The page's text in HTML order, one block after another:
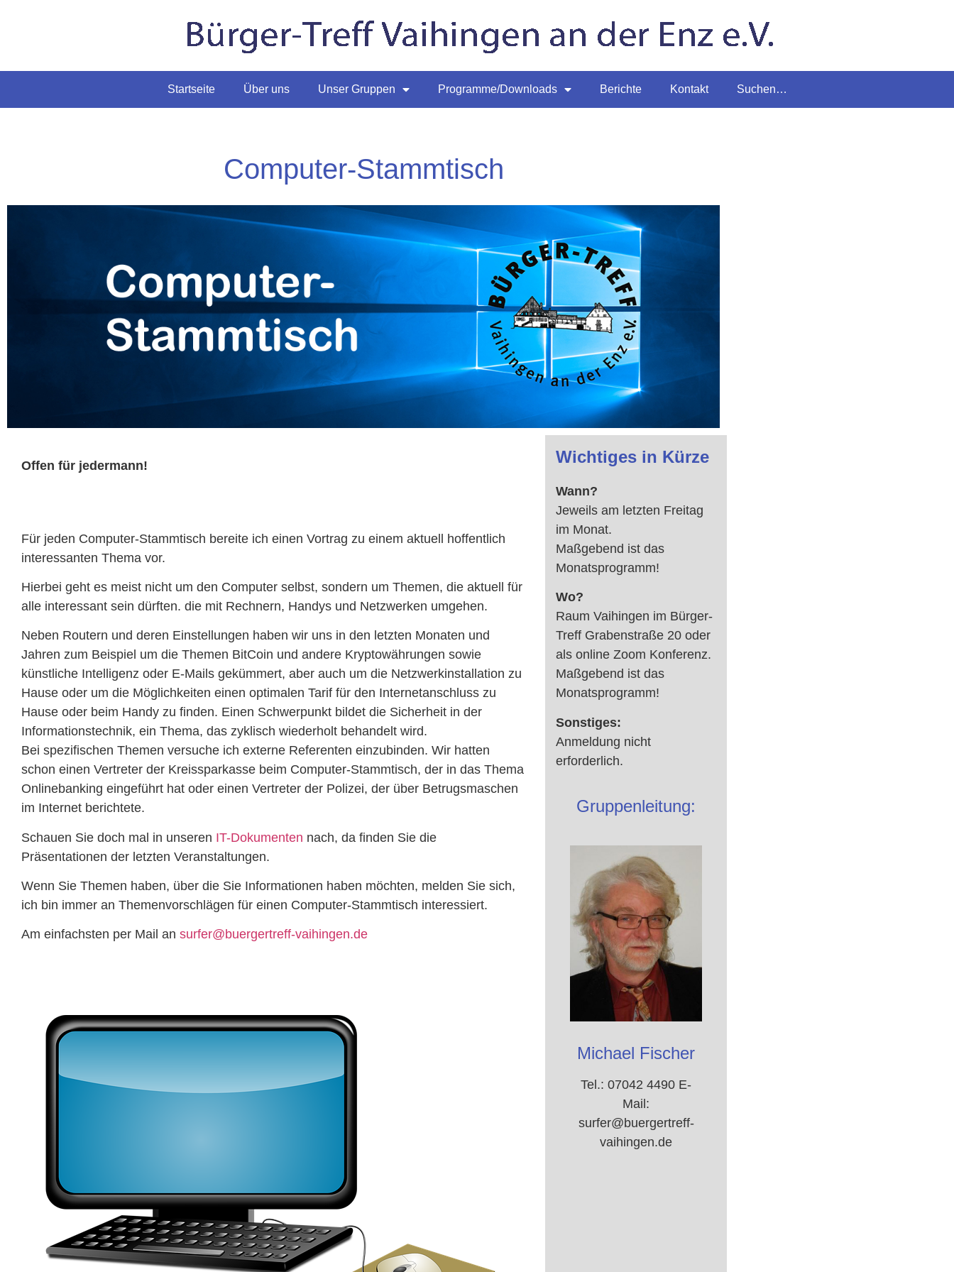
Startseite Über uns Unser Gruppen Programme/Downloads Berichte Kontakt Suchen…
Computer-Stammtisch
Offen für jedermann!
Für jeden Computer-Stammtisch bereite ich einen Vortrag zu einem aktuell hoffentlich
interessanten Thema vor.
Hierbei geht es meist nicht um den Computer selbst, sondern um Themen, die aktuell für
alle interessant sein dürften. die mit Rechnern, Handys und Netzwerken umgehen.
Neben Routern und deren Einstellungen haben wir uns in den letzten Monaten und
Jahren zum Beispiel um die Themen BitCoin und andere Kryptowährungen sowie
künstliche Intelligenz oder E-Mails gekümmert, aber auch um die Netzwerkinstallation zu
Hause oder um die Möglichkeiten einen optimalen Tarif für den Internetanschluss zu
Hause oder beim Handy zu finden. Einen Schwerpunkt bildet die Sicherheit in der
Informationstechnik, ein Thema, das zyklisch wiederholt behandelt wird.
Bei spezifischen Themen versuche ich externe Referenten einzubinden. Wir hatten
schon einen Vertreter der Kreissparkasse beim Computer-Stammtisch, der in das Thema
Onlinebanking eingeführt hat oder einen Vertreter der Polizei, der über Betrugsmaschen
im Internet berichtete.
Schauen Sie doch mal in unseren IT-Dokumenten nach, da finden Sie die
Präsentationen der letzten Veranstaltungen.
Wenn Sie Themen haben, über die Sie Informationen haben möchten, melden Sie sich,
ich bin immer an Themenvorschlägen für einen Computer-Stammtisch interessiert.
Am einfachsten per Mail an surfer@buergertreff-vaihingen.de
Wichtiges in Kürze
Wann?
Jeweils am letzten Freitag
im Monat.
Maßgebend ist das
Monatsprogramm!
Wo?
Raum Vaihingen im Bürger-
Treff Grabenstraße 20 oder
als online Zoom Konferenz.
Maßgebend ist das
Monatsprogramm!
Sonstiges:
Anmeldung nicht
erforderlich.
Gruppenleitung:
Michael Fischer
Tel.: 07042 4490 E-
Mail:
surfer@buergertreff-
vaihingen.de